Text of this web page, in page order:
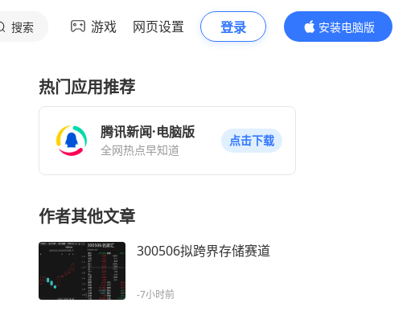
搜索 游戏 网页设置 登录
安装电脑版
内容更精彩
热门应用推荐
腾讯新闻·电脑版
全网热点早知道
点击下载
作者其他文章
300506拟跨界存储赛道
-7小时前